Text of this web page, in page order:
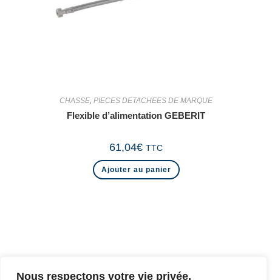
Nous respectons votre vie privée.
CHASSE, PIECES DETACHEES DE MARQUE
Flexible d’alimentation GEBERIT
61,04€ TTC
Ajouter au panier